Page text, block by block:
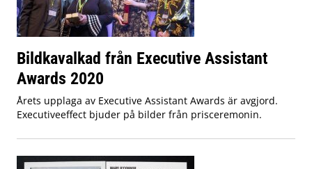
Bildkavalkad från Executive Assistant
Awards 2020
Årets upplaga av Executive Assistant Awards är avgjord.
Executiveeffect bjuder på bilder från prisceremonin.